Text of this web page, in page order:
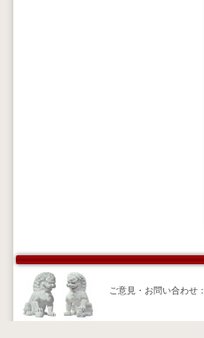
ご意見・お問い合わせ：